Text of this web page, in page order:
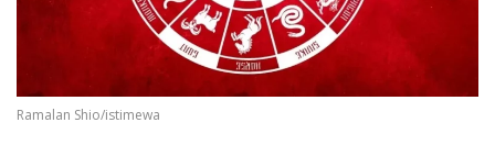
Ramalan Shio/istimewa